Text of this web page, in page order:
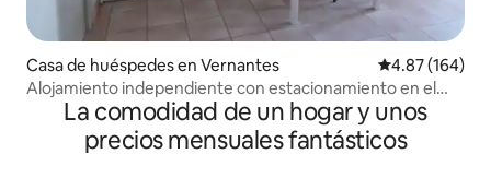
Casa de huéspedes en Vernantes Calificación
4.87 (164)
Alojamiento independiente con estacionamiento en el
campo.La comodidad de un hogar y unos
precios mensuales fantásticos